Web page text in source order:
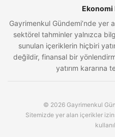
Ekonomi
Gayrimenkul Gündemi’nde yer
sektörel tahminler yalnızca
sunulan içeriklerin hiçbiri
değildir, finansal bir
yatırım kararına
© 2026 Gayrimenkul
Sitemizde yer alan içerikler